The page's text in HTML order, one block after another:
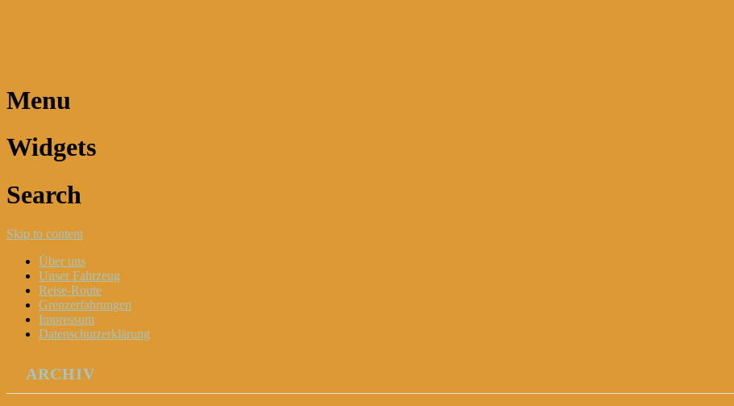
Menu
Widgets
Search
Skip to content
Über uns
Unser Fahrzeug
Reise-Route
Grenzerfahrungen
Impressum
Datenschutzerklärung
ARCHIV